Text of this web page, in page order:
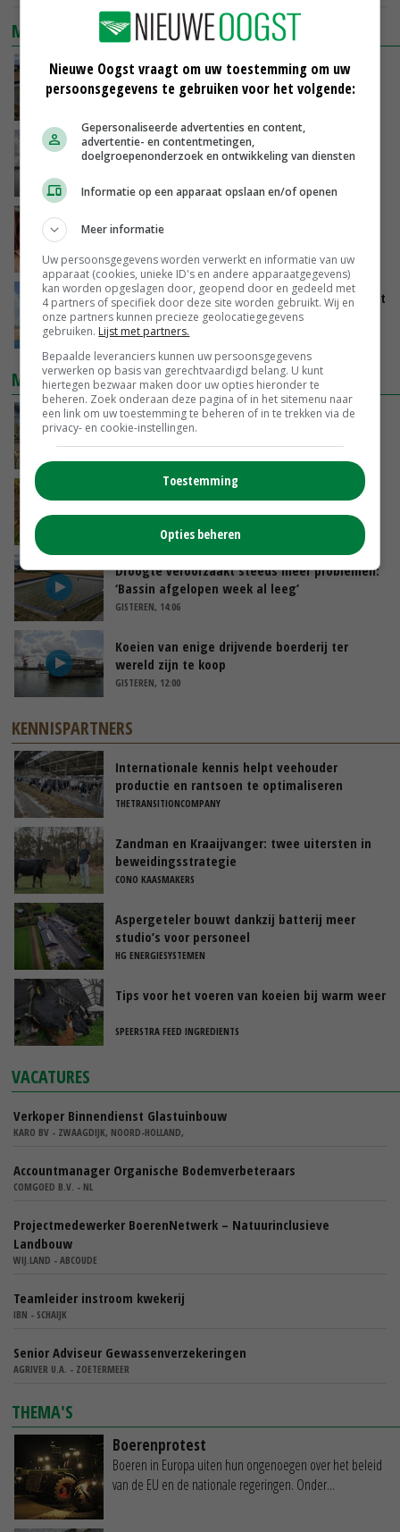
MEEST BEKEKEN
Droogte veroorzaakt steeds meer problemen:
‘Bassin afgelopen week al leeg’
Koeien van enige drijvende boerderij ter
wereld zijn te koop
Danique in Canada: ‘Superveel schik gehad
tijdens stage’
04-08-2026
Oekraïne-vlogger Kees Huizinga: ‘Tarwe wordt
geperst, koeien hebben stro nodig’
31-07-2026
MEEST GELEZEN
‘De eerste 10 ton van de uienoogst zijn we nu
al kwijt’
Droogte raakt alle sectoren, LTO waarschuwt
voor lege schappen
GISTEREN, 11:05
Droogte veroorzaakt steeds meer problemen:
‘Bassin afgelopen week al leeg’
GISTEREN, 14:06
Koeien van enige drijvende boerderij ter
wereld zijn te koop
GISTEREN, 12:00
KENNISPARTNERS
Internationale kennis helpt veehouder
productie en rantsoen te optimaliseren
THETRANSITIONCOMPANY
Zandman en Kraaijvanger: twee uitersten in
beweidingsstrategie
CONO KAASMAKERS
Aspergeteler bouwt dankzij batterij meer
studio’s voor personeel
HG ENERGIESYSTEMEN
Tips voor het voeren van koeien bij warm weer
SPEERSTRA FEED INGREDIENTS
VACATURES
Verkoper Binnendienst Glastuinbouw
KARO BV - ZWAAGDIJK, NOORD-HOLLAND,
Accountmanager Organische Bodemverbeteraars
COMGOED B.V. - NL
Projectmedewerker BoerenNetwerk – Natuurinclusieve
Landbouw
WIJ.LAND - ABCOUDE
Teamleider instroom kwekerij
IBN - SCHAIJK
Senior Adviseur Gewassenverzekeringen
AGRIVER U.A. - ZOETERMEER
THEMA'S
Boerenprotest
Boeren in Europa uiten hun ongenoegen over het beleid
van de EU en de nationale regeringen. Onder...
Nieuwe Oogst vraagt om uw toestemming om uw
persoonsgegevens te gebruiken voor het volgende:
Gepersonaliseerde advertenties en content,
advertentie- en contentmetingen,
doelgroepenonderzoek en ontwikkeling van diensten
Informatie op een apparaat opslaan en/of openen
Meer informatie
Uw persoonsgegevens worden verwerkt en informatie van uw
apparaat (cookies, unieke ID's en andere apparaatgegevens)
kan worden opgeslagen door, geopend door en gedeeld met
4 partners of specifiek door deze site worden gebruikt. Wij en
onze partners kunnen precieze geolocatiegegevens
gebruiken. Lijst met partners.
Bepaalde leveranciers kunnen uw persoonsgegevens
verwerken op basis van gerechtvaardigd belang. U kunt
hiertegen bezwaar maken door uw opties hieronder te
beheren. Zoek onderaan deze pagina of in het sitemenu naar
een link om uw toestemming te beheren of in te trekken via de
privacy- en cookie-instellingen.
Toestemming
Opties beheren